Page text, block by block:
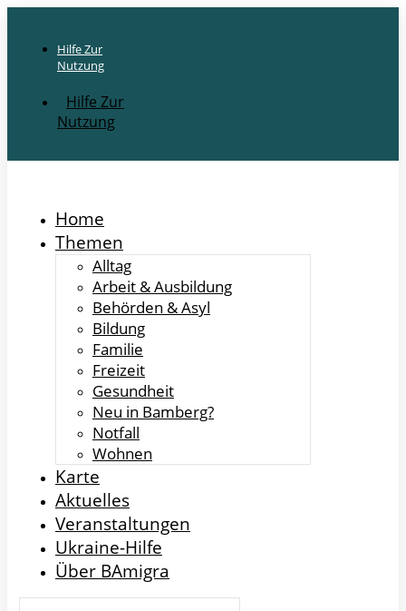
Hilfe Zur
Nutzung
Hilfe Zur
Nutzung
Home
Themen
Alltag
Arbeit & Ausbildung
Behörden & Asyl
Bildung
Familie
Freizeit
Gesundheit
Neu in Bamberg?
Notfall
Wohnen
Karte
Aktuelles
Veranstaltungen
Ukraine-Hilfe
Über BAmigra